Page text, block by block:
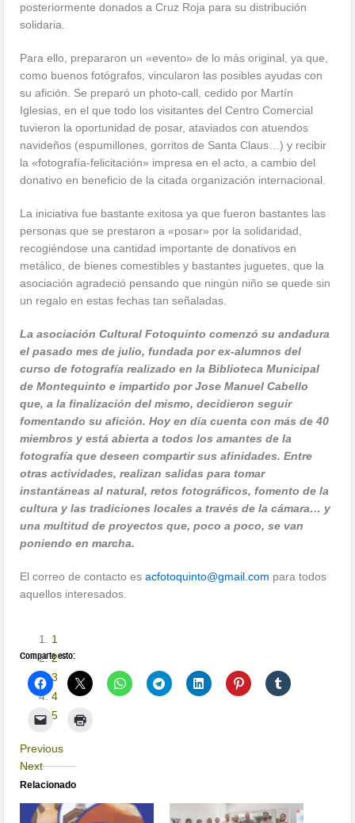
posteriormente donados a Cruz Roja para su distribución
solidaria.
Para ello, prepararon un «evento» de lo más original, ya que,
como buenos fotógrafos, vincularon las posibles ayudas con
su afición. Se preparó un photo-call, cedido por Martín
Iglesias, en el que todo los visitantes del Centro Comercial
tuvieron la oportunidad de posar, ataviados con atuendos
navideños (espumillones, gorritos de Santa Claus…) y recibir
la «fotografía-felicitación» impresa en el acto, a cambio del
donativo en beneficio de la citada organización internacional.
La iniciativa fue bastante exitosa ya que fueron bastantes las
personas que se prestaron a «posar» por la solidaridad,
recogiéndose una cantidad importante de donativos en
metálico, de bienes comestibles y bastantes juguetes, que la
asociación agradeció pensando que ningún niño se quede sin
un regalo en estas fechas tan señaladas.
La asociación Cultural Fotoquinto comenzó su andadura
el pasado mes de julio, fundada por ex-alumnos del
curso de fotografía realizado en la Biblioteca Municipal
de Montequinto e impartido por Jose Manuel Cabello
que, a la finalización del mismo, decidieron seguir
fomentando su afición. Hoy en día cuenta con más de 40
miembros y está abierta a todos los amantes de la
fotografía que deseen compartir sus afinidades. Entre
otras actividades, realizan salidas para tomar
instantáneas al natural, retos fotográficos, fomento de la
cultura y las tradiciones locales a través de la cámara… y
una multitud de proyectos que, poco a poco, se van
poniendo en marcha.
El correo de contacto esacfotoquinto@gmail.com para todos
aquellos interesados.
1
2
3
4
5
Previous
Next
Comparte esto: